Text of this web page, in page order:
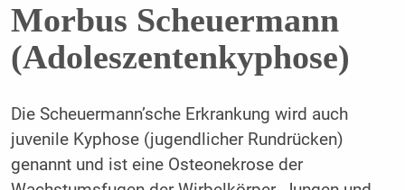
Morbus Scheuermann
(Adoleszentenkyphose)
Die Scheuermann’sche Erkrankung wird auch
juvenile Kyphose (jugendlicher Rundrücken)
genannt und ist eine Osteonekrose der